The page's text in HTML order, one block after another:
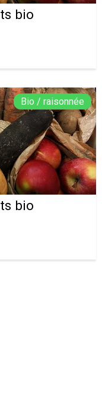
bio
Bio / raisonnée
bio